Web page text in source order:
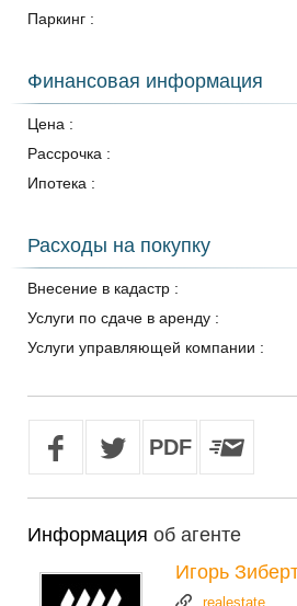
Паркинг :
Финансовая информация
Цена :
Рассрочка :
Ипотека :
Расходы на покупку
Внесение в кадастр :
Услуги по сдаче в аренду :
Услуги управляющей компании :
Информация об агенте
Игорь
realestate